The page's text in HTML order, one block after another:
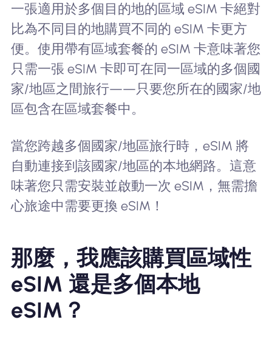
一張適用於多個目的地的區域 eSIM 卡絕對
比為不同目的地購買不同的 eSIM 卡更方
便。使用帶有區域套餐的 eSIM 卡意味著您
只需一張 eSIM 卡即可在同一區域的多個國
家/地區之間旅行——只要您所在的國家/地
區包含在區域套餐中。
當您跨越多個國家/地區旅行時，eSIM 將
自動連接到該國家/地區的本地網路。這意
味著您只需安裝並啟動一次 eSIM，無需擔
心旅途中需要更換 eSIM！
那麼，我應該購買區域性
eSIM 還是多個本地
eSIM？